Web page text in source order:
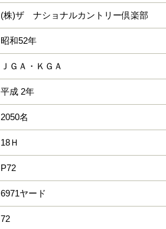
(株)ザ ナショナルカントリー倶楽部
昭和52年
ＪＧＡ・ＫＧＡ
平成 2年
2050名
18Ｈ
P72
6971ヤード
72